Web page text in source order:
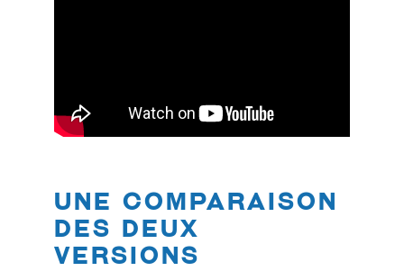
Une comparaison
des deux
versions